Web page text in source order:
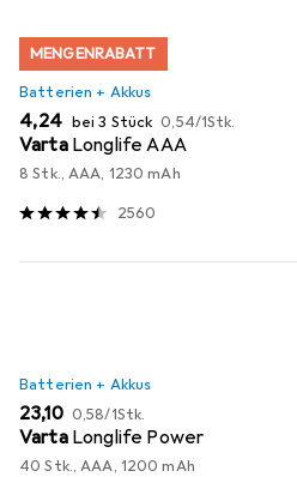
MENGENRABATT
Batterien + Akkus
EUR
4,24 bei 3 Stück EUR
0,54/1Stk.
Varta Longlife AAA
8 Stk., AAA, 1230 mAh
2560
Batterien + Akkus
EUR
23,10 EUR
0,58/1Stk.
Varta Longlife Power
40 Stk., AAA, 1200 mAh